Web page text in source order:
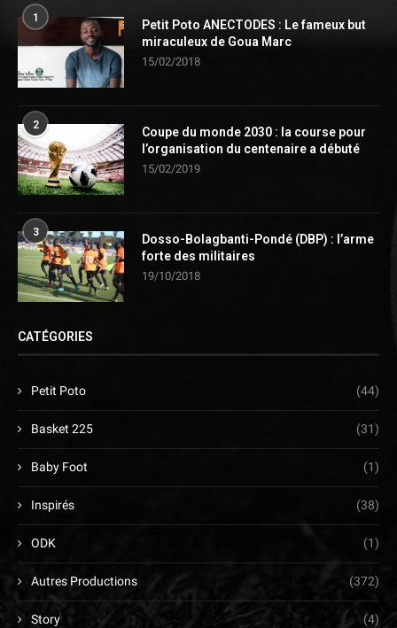
1
Petit Poto ANECTODES : Le fameux but
miraculeux de Goua Marc
15/02/2018
2
Coupe du monde 2030 : la course pour
l’organisation du centenaire a débuté
15/02/2019
3
Dosso-Bolagbanti-Pondé (DBP) : l’arme
forte des militaires
19/10/2018
CATÉGORIES
Petit Poto (44)
Basket 225 (31)
Baby Foot (1)
Inspirés (38)
ODK (1)
Autres Productions (372)
Story (4)